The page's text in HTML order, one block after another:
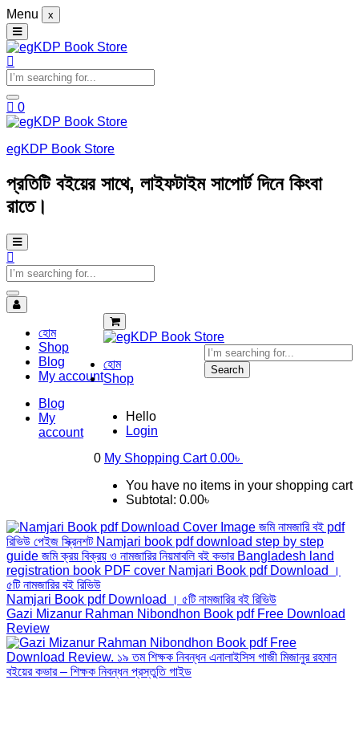
Menu x
0
egKDP Book Store
প্রতিটি বইয়ের সাথে, লাইফটাইম সাপোর্ট দিনে কিংবা
রাতে।
হোম
Shop
Blog
My account
Search
Hello
Login
0 My Shopping Cart0.00৳
You have no items in your shopping cart
Subtotal: 0.00৳
হোম
Shop
Blog
My
account
Namjari Book pdf Download । ৫টি নামজারির বই রিভিউ
Gazi Mizanur Rahman Nibondhon Book pdf Free Download
Review